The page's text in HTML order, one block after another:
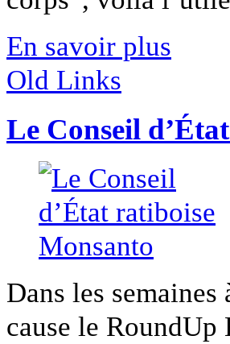
En savoir plus
Old Links
Le Conseil
Dans les
cause le